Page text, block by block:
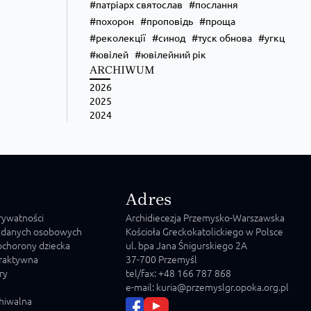
Zobacz na Facebooku
патріарх святослав
послання
похорон
проповідь
проща
реколекції
синод туск обнова
угкц
ювілей
ювілейний рік
ARCHIWUM
2026
2025
2024
osobowych
dziecka
Adres
Archidiecezja Przemysko-Warszawska
Kościoła Greckokatolickiego w Polsce
ul. bpa Jana Śnigurskiego 2A
37-700 Przemyśl
tel/fax: +48 166 787 868
e-mail: kuria@przemyslgr.opoka.org.pl